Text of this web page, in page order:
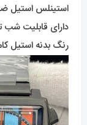
استینلس استیل
دارای قابلیت
رنگ بدنه استیل